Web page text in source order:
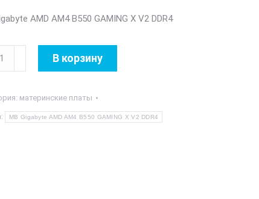
AMD AM4 B550 GAMING X V2 DDR4
В корзину
материнские платы
MB Gigabyte AMD AM4 B550 GAMING X V2 DDR4